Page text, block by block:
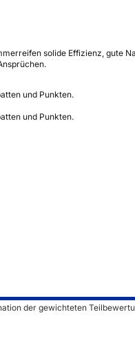
solide Effizienz,
und Punkten.
und Punkten.
der gewichteten